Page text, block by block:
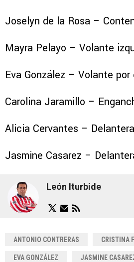
Joselyn de la Rosa –
Mayra Pelayo – Volante
Eva González – Volante por
Carolina Jaramillo –
Alicia Cervantes – Delantera
Jasmine Casarez –
León Iturbide
ANTONIO CONTRERAS CRISTINA
EVA GONZÁLEZ JASMINE